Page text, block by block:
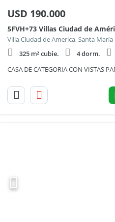
USD 190.000
Villa Ciudad de America, Santa María
325 m² cubie.
4 dorm.